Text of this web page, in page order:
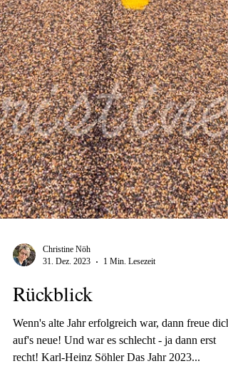
31. Dez. 2023
1 Min. Lesezeit
Rückblick